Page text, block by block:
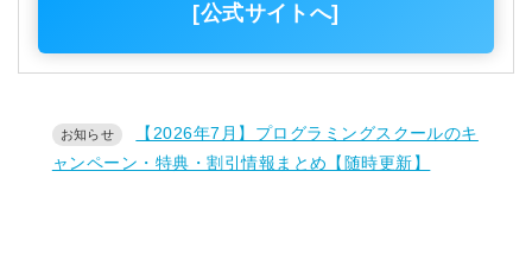
[公式サイトへ]
【2026年7月】プログラミングスクールのキ
ャンペーン・特典・割引情報まとめ【随時更新】